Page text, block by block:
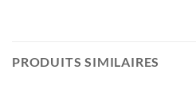
PRODUITS SIMILAIRES